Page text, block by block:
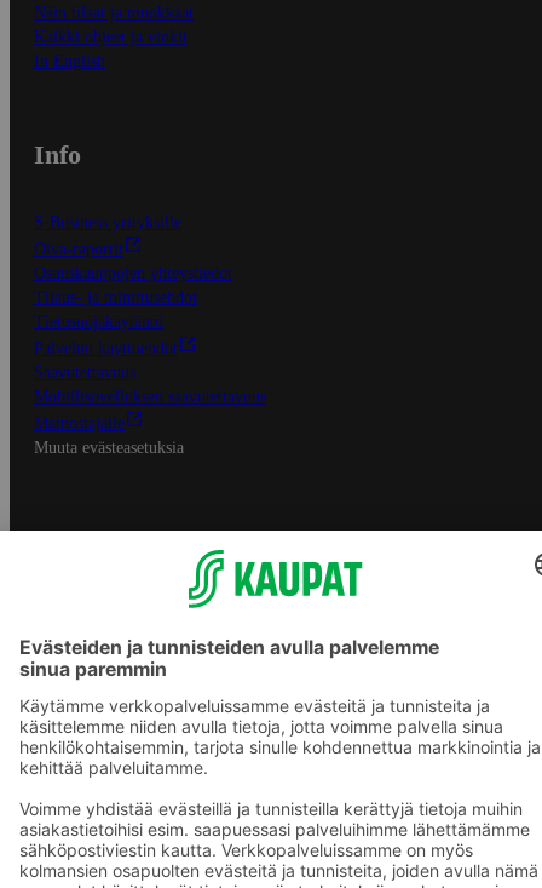
Näin tilaat ja muokkaat
Kaikki ohjeet ja vinkit
In English
Info
S-Business yrityksille
Oiva-raportit
Osuuskauppojen yhteystiedot
Tilaus- ja toimitusehdot
Tietosuojakäytäntö
Palvelun käyttöehdot
Saavutettavuus
Mobiilisovelluksen saavutettavuus
Mainostajalle
Muuta evästeasetuksia
S-ryhmän palvelut
Asiakasomistajuus
Yhteishyvä Ruoka -sovellus
Prisma.fi
Sokos.fi
S-Pankki
Sokos Hotels
Raflaamo